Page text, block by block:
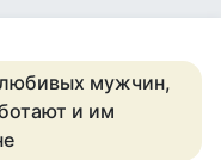
мужчин,
и им